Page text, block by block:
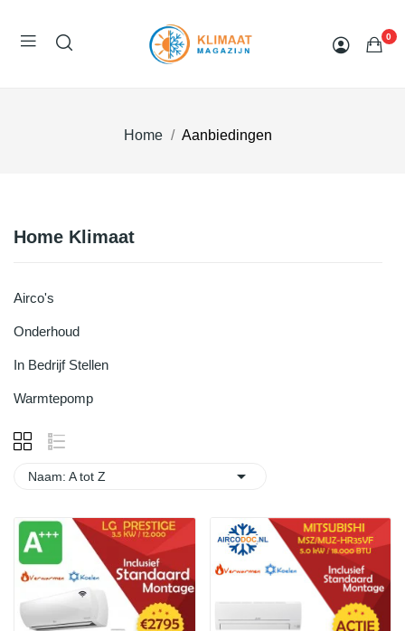
0
Home Aanbiedingen
Home Klimaat
Airco's
Onderhoud
In Bedrijf Stellen
Warmtepomp
Naam: A tot Z 